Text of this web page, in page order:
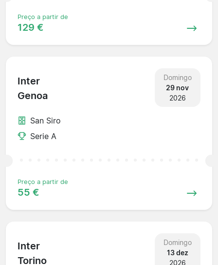
Preço a partir de
129 €
Inter
Genoa
Domingo
29 nov
2026
San Siro
Serie A
Preço a partir de
55 €
Inter
Torino
Domingo
13 dez
2026